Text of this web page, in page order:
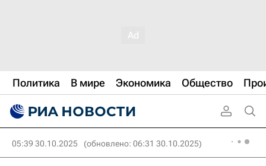
Политика В мире Экономика Общество
05:39 30.10.2025 (обновлено: 06:31 30.10.2025)